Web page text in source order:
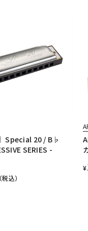
】Special 20 / B♭
SERIES -
（税込）
¥